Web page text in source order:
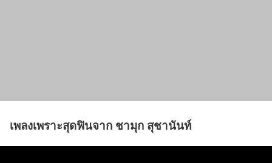
เพลงเพราะสุดฟินจาก ชามุก สุชานันท์